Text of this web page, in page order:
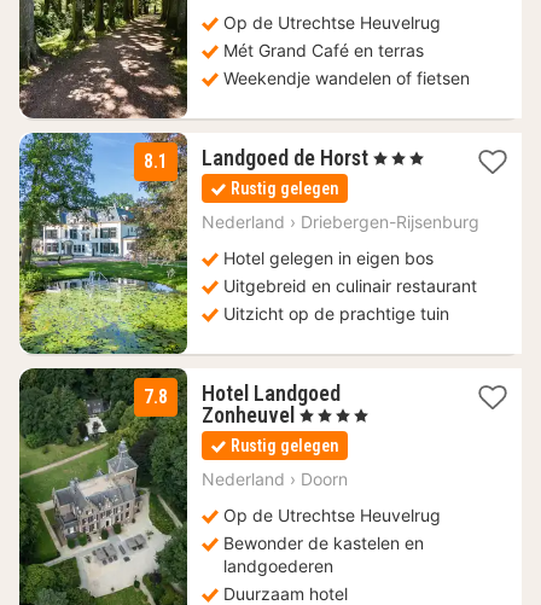
Op de Utrechtse Heuvelrug
Mét Grand Café en terras
Weekendje wandelen of fietsen
8.1 Landgoed de Horst 1
110
, 3 Sterren
Rustig gelegen
Nederland › Driebergen-Rijsenburg
Hotel gelegen in eigen bos
Uitgebreid en culinair restaurant
Uitzicht op de prachtige tuin
7.8
Hotel Landgoed
Zonheuvel 2
nachten
vanaf
117,50
, 4 Sterren
Rustig gelegen
Nederland › Doorn
Op de Utrechtse Heuvelrug
Bewonder de kastelen en
landgoederen
Duurzaam hotel